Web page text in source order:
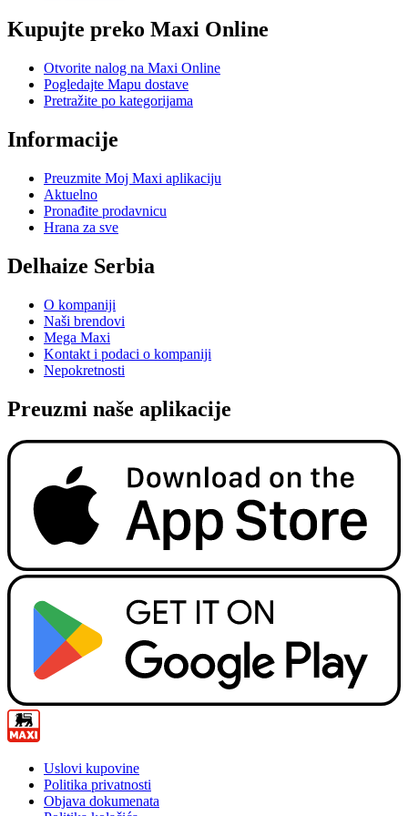
Kupujte preko Maxi Online
Otvorite nalog na Maxi Online
Pogledajte Mapu dostave
Pretražite po kategorijama
Informacije
Preuzmite Moj Maxi aplikaciju
Aktuelno
Pronađite prodavnicu
Hrana za sve
Delhaize Serbia
O kompaniji
Naši brendovi
Mega Maxi
Kontakt i podaci o kompaniji
Nepokretnosti
Preuzmi naše aplikacije
Uslovi kupovine
Politika privatnosti
Objava dokumenata